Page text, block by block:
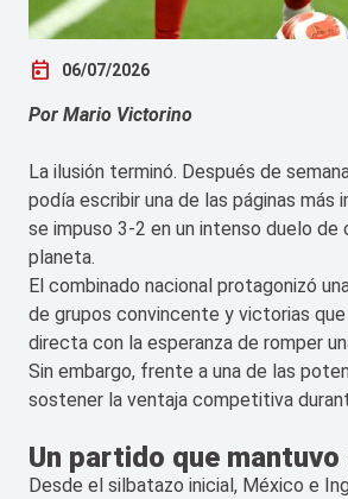
today 06/07/2026
Por Mario Victorino
La ilusión terminó. Después de
podía escribir una de las páginas
se impuso 3-2 en un intenso duelo
planeta.
El combinado nacional protagonizó
de grupos convincente y victorias
directa con la esperanza de romper
Sin embargo, frente a una de las
sostener la ventaja competitiva
Un partido que
Desde el silbatazo inicial, México e